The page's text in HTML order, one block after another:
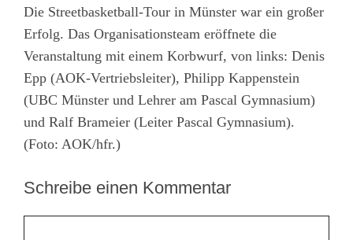
Die Streetbasketball-Tour in Münster war ein großer
Erfolg. Das Organisationsteam eröffnete die
Veranstaltung mit einem Korbwurf, von links: Denis
Epp (AOK-Vertriebsleiter), Philipp Kappenstein
(UBC Münster und Lehrer am Pascal Gymnasium)
und Ralf Brameier (Leiter Pascal Gymnasium).
(Foto: AOK/hfr.)
Schreibe einen Kommentar